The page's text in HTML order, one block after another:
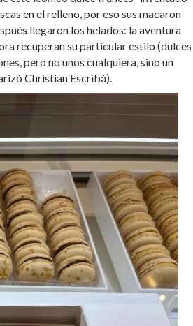
en el relleno, por eso sus macaron
llegaron los helados: la aventura
recuperan su particular estilo (dulces
pero no unos cualquiera, sino un
Christian Escribá).